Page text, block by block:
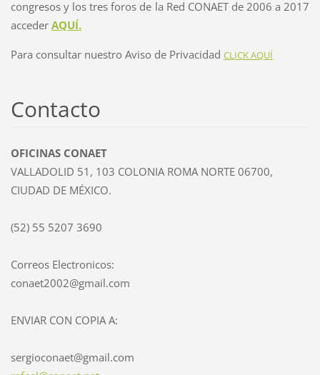
congresos y los tres foros de la Red CONAET de 2006 a 2017
acceder AQUÍ.
Para consultar nuestro Aviso de Privacidad CLICK AQUÍ
Contacto
OFICINAS CONAET
VALLADOLID 51, 103 COLONIA ROMA NORTE 06700,
CIUDAD DE MÉXICO.
(52) 55 5207 3690
Correos Electronicos:
conaet2002@gmail.com
ENVIAR CON COPIA A:
sergioconaet@gmail.com